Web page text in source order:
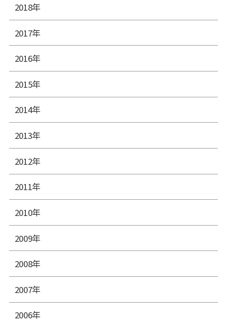
2018年
2017年
2016年
2015年
2014年
2013年
2012年
2011年
2010年
2009年
2008年
2007年
2006年